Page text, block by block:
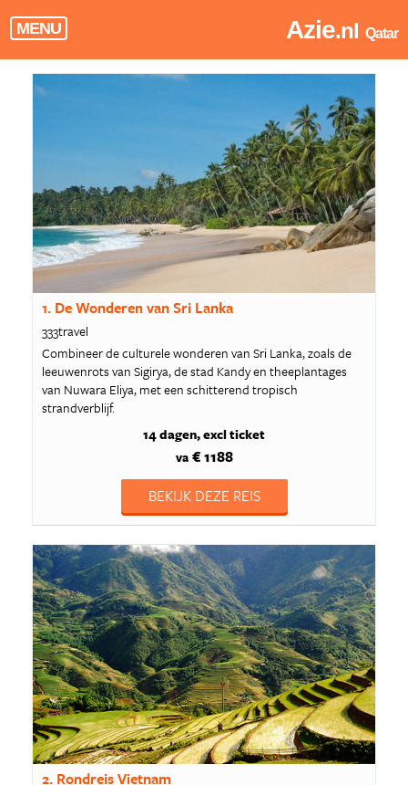
MENU Azie.nl Qatar
1. De Wonderen van Sri Lanka
333travel
Combineer de culturele wonderen van Sri Lanka, zoals de
leeuwenrots van Sigirya, de stad Kandy en theeplantages
van Nuwara Eliya, met een schitterend tropisch
strandverblijf.
14 dagen excl ticket
va€ 1188
BEKIJK DEZE REIS
2. Rondreis Vietnam